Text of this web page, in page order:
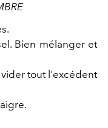
Bien mélanger et
vider tout l'excédent